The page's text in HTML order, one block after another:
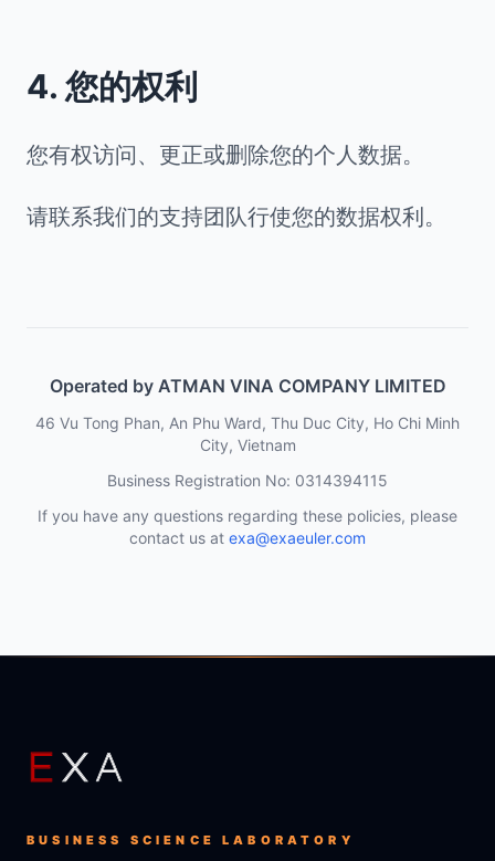
4. 您的权利
您有权访问、更正或删除您的个人数据。
请联系我们的支持团队行使您的数据权利。
Operated by ATMAN VINA COMPANY LIMITED
46 Vu Tong Phan, An Phu Ward, Thu Duc City, Ho Chi Minh
City, Vietnam
Business Registration No: 0314394115
If you have any questions regarding these policies, please
contact us at exa@exaeuler.com
BUSINESS SCIENCE LABORATORY